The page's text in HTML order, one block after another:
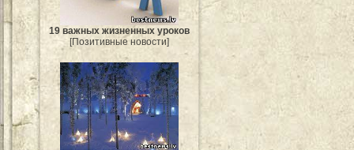
19 важных жизненных уроков
[Позитивные новости]